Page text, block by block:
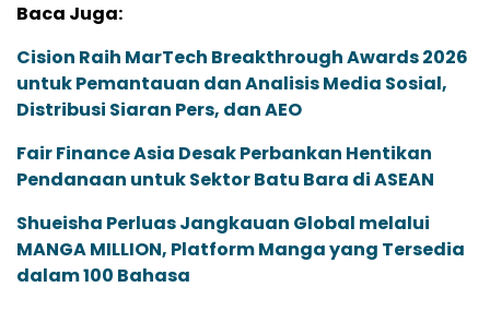
Baca Juga:
Cision Raih MarTech Breakthrough Awards 2026
untuk Pemantauan dan Analisis Media Sosial,
Distribusi Siaran Pers, dan AEO
Fair Finance Asia Desak Perbankan Hentikan
Pendanaan untuk Sektor Batu Bara di ASEAN
Shueisha Perluas Jangkauan Global melalui
MANGA MILLION, Platform Manga yang Tersedia
dalam 100 Bahasa